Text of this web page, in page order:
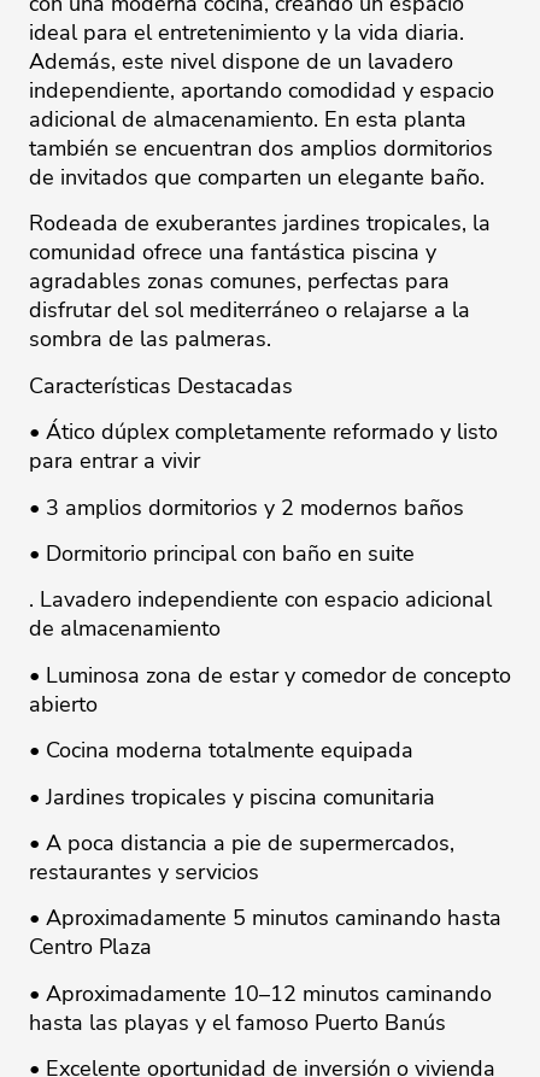
ideal para el entretenimiento y la vida diaria.
Además, este nivel dispone de un lavadero
independiente, aportando comodidad y espacio
adicional de almacenamiento. En esta planta
también se encuentran dos amplios dormitorios
de invitados que comparten un elegante baño.
Rodeada de exuberantes jardines tropicales, la
comunidad ofrece una fantástica piscina y
agradables zonas comunes, perfectas para
disfrutar del sol mediterráneo o relajarse a la
sombra de las palmeras.
Características Destacadas
• Ático dúplex completamente reformado y listo
para entrar a vivir
• 3 amplios dormitorios y 2 modernos baños
• Dormitorio principal con baño en suite
. Lavadero independiente con espacio adicional
de almacenamiento
• Luminosa zona de estar y comedor de concepto
abierto
• Cocina moderna totalmente equipada
• Jardines tropicales y piscina comunitaria
• A poca distancia a pie de supermercados,
restaurantes y servicios
• Aproximadamente 5 minutos caminando hasta
Centro Plaza
• Aproximadamente 10–12 minutos caminando
hasta las playas y el famoso Puerto Banús
• Excelente oportunidad de inversión o vivienda